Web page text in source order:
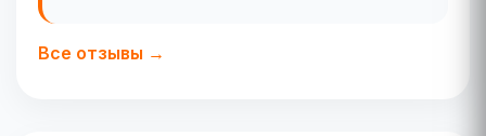
Все отзывы →